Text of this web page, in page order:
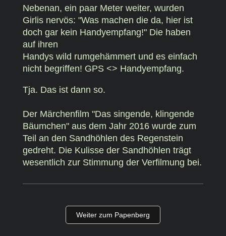
Nebenan, ein paar Meter weiter, wurden
Girlis nervös: "Was machen die da, hier ist
doch gar kein Handyempfang!" Die haben
auf ihren
Handys wild rumgehämmert und es einfach
nicht begriffen! GPS <> Handyempfang.
Tja. Das ist dann so.
Der Märchenfilm "Das singende, klingende
Bäumchen" aus dem Jahr 2016 wurde zum
Teil an den Sandhöhlen des Regenstein
gedreht. Die Kulisse der Sandhöhlen trägt
wesentlich zur Stimmung der Verfilmung bei.
Weiter zum Papenberg